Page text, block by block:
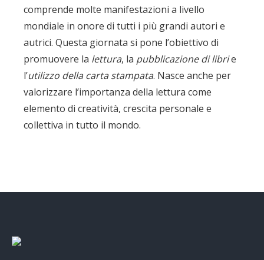
comprende molte manifestazioni a livello
mondiale in onore di tutti i più grandi autori e
autrici. Questa giornata si pone l’obiettivo di
promuovere la lettura, la pubblicazione di librie
l’utilizzo della carta stampata. Nasce anche per
valorizzare l’importanza della lettura come
elemento di creatività, crescita personale e
collettiva in tutto il mondo.